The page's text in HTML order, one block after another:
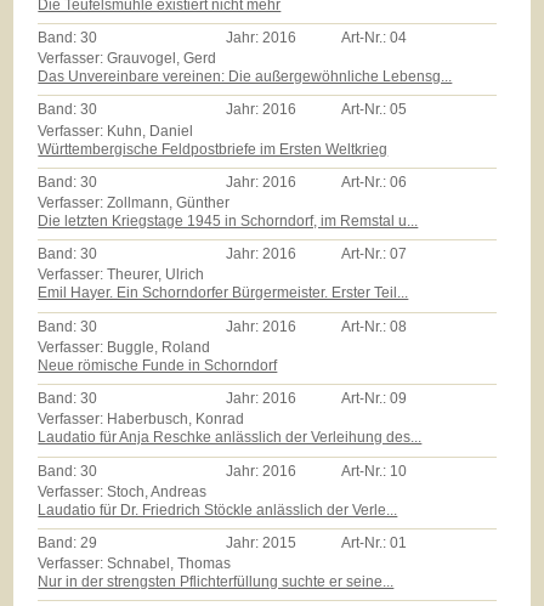
Die Teufelsmühle existiert nicht mehr
Band:30 Jahr:2016 Art-Nr.:04
Verfasser: Grauvogel, Gerd
Das Unvereinbare vereinen: Die außergewöhnliche Lebensg...
Band:30 Jahr:2016 Art-Nr.:05
Verfasser: Kuhn, Daniel
Württembergische Feldpostbriefe im Ersten Weltkrieg
Band:30 Jahr:2016 Art-Nr.:06
Verfasser: Zollmann, Günther
Die letzten Kriegstage 1945 in Schorndorf, im Remstal u...
Band:30 Jahr:2016 Art-Nr.:07
Verfasser: Theurer, Ulrich
Emil Hayer. Ein Schorndorfer Bürgermeister. Erster Teil...
Band:30 Jahr: 2016 Art-Nr.:08
Verfasser: Buggle, Roland
Neue römische Funde in Schorndorf
Band:30 Jahr:2016 Art-Nr.:09
Verfasser: Haberbusch, Konrad
Laudatio für Anja Reschke anlässlich der Verleihung des...
Band:30 Jahr: 2016 Art-Nr.: 10
Verfasser: Stoch, Andreas
Laudatio für Dr. Friedrich Stöckle anlässlich der Verle...
Band:29 Jahr:2015 Art-Nr.:01
Verfasser: Schnabel, Thomas
Nur in der strengsten Pflichterfüllung suchte er seine...